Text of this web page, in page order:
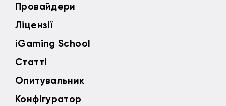
Провайдери
Ліцензії
iGaming School
Статті
Опитувальник
Конфігуратор